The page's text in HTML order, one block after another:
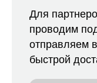
Для
проводим
отправляем
быстрой